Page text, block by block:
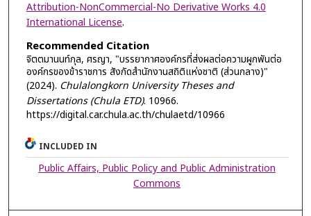
Attribution-NonCommercial-No Derivative Works 4.0
International License.
Recommended Citation
จิตตมานนท์กุล, ศรญา, "บรรยากาศองค์กรที่ส่งผลต่อความผูกพันต่อ
องค์กรของข้าราชการ สังกัดสำนักงานสถิติแห่งชาติ (ส่วนกลาง)"
(2024). Chulalongkorn University Theses and
Dissertations (Chula ETD). 10966.
https://digital.car.chula.ac.th/chulaetd/10966
INCLUDED IN
Public Affairs, Public Policy and Public Administration
Commons